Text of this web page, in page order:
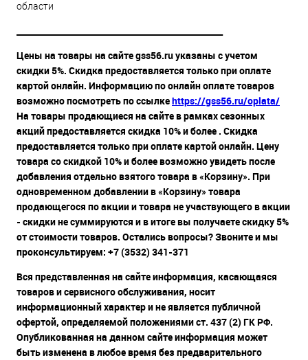
области
Цены на товары на сайте gss56.ru указаны с учетом
скидки 5%. Скидка предоставляется только при оплате
картой онлайн. Информацию по онлайн оплате товаров
возможно посмотреть по ссылкеhttps://gss56.ru/oplata/
На товары продающиеся на сайте в рамках сезонных
акций предоставляется скидка 10% и более . Скидка
предоставляется только при оплате картой онлайн. Цену
товара со скидкой 10% и более возможно увидеть после
добавления отдельно взятого товара в «Корзину». При
одновременном добавлении в «Корзину» товара
продающегося по акции и товара не участвующего в акции
- скидки не суммируются и в итоге вы получаете скидку 5%
от стоимости товаров. Остались вопросы? Звоните и мы
проконсультируем: +7 (3532) 341-371
Вся представленная на сайте информация, касающаяся
товаров и сервисного обслуживания, носит
информационный характер и не является публичной
офертой, определяемой положениями ст. 437 (2) ГК РФ.
Опубликованная на данном сайте информация может
быть изменена в любое время без предварительного